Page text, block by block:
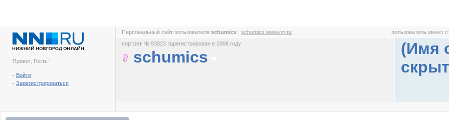
Привет, Гость !
- Войти
- Зарегистрироваться
Персональный сайт пользователя schumics : schumics.www.nn.ru
пользователь имеет
портрет № 93023 зарегистрирован в 2008 году
schumics
(Имя